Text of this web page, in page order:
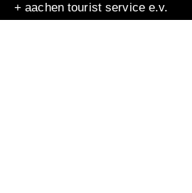
+ aachen tourist service e.v.